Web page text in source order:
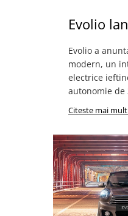
Evolio
Evolio a
modern, un
electrice
autonomie de
Citeste mai mult